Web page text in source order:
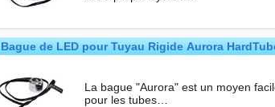
Bague de LED pour Tuyau Rigide Aurora
La bague "Aurora" est un moyen facile d'éclairer
pour les tubes…